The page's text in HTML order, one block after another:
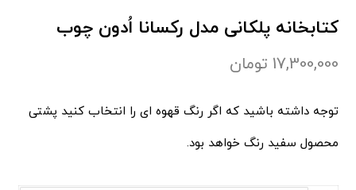
کتابخانه پلکانی مدل رکسانا اُدون چوب
17,300,000 تومان
توجه داشته باشید که اگر رنگ قهوه ای را انتخاب کنید پشتی
محصول سفید رنگ خواهد بود.